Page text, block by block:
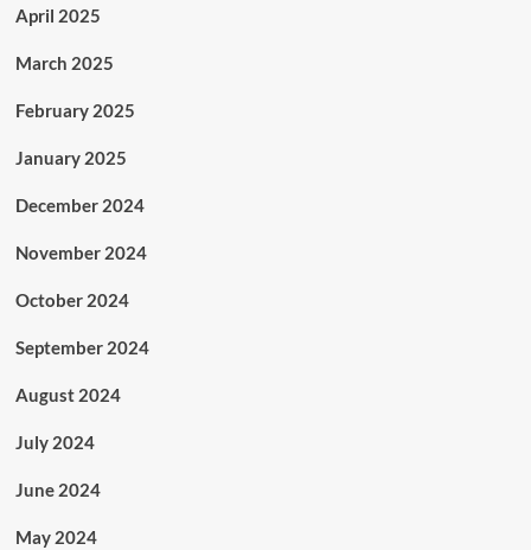
April 2025
March 2025
February 2025
January 2025
December 2024
November 2024
October 2024
September 2024
August 2024
July 2024
June 2024
May 2024